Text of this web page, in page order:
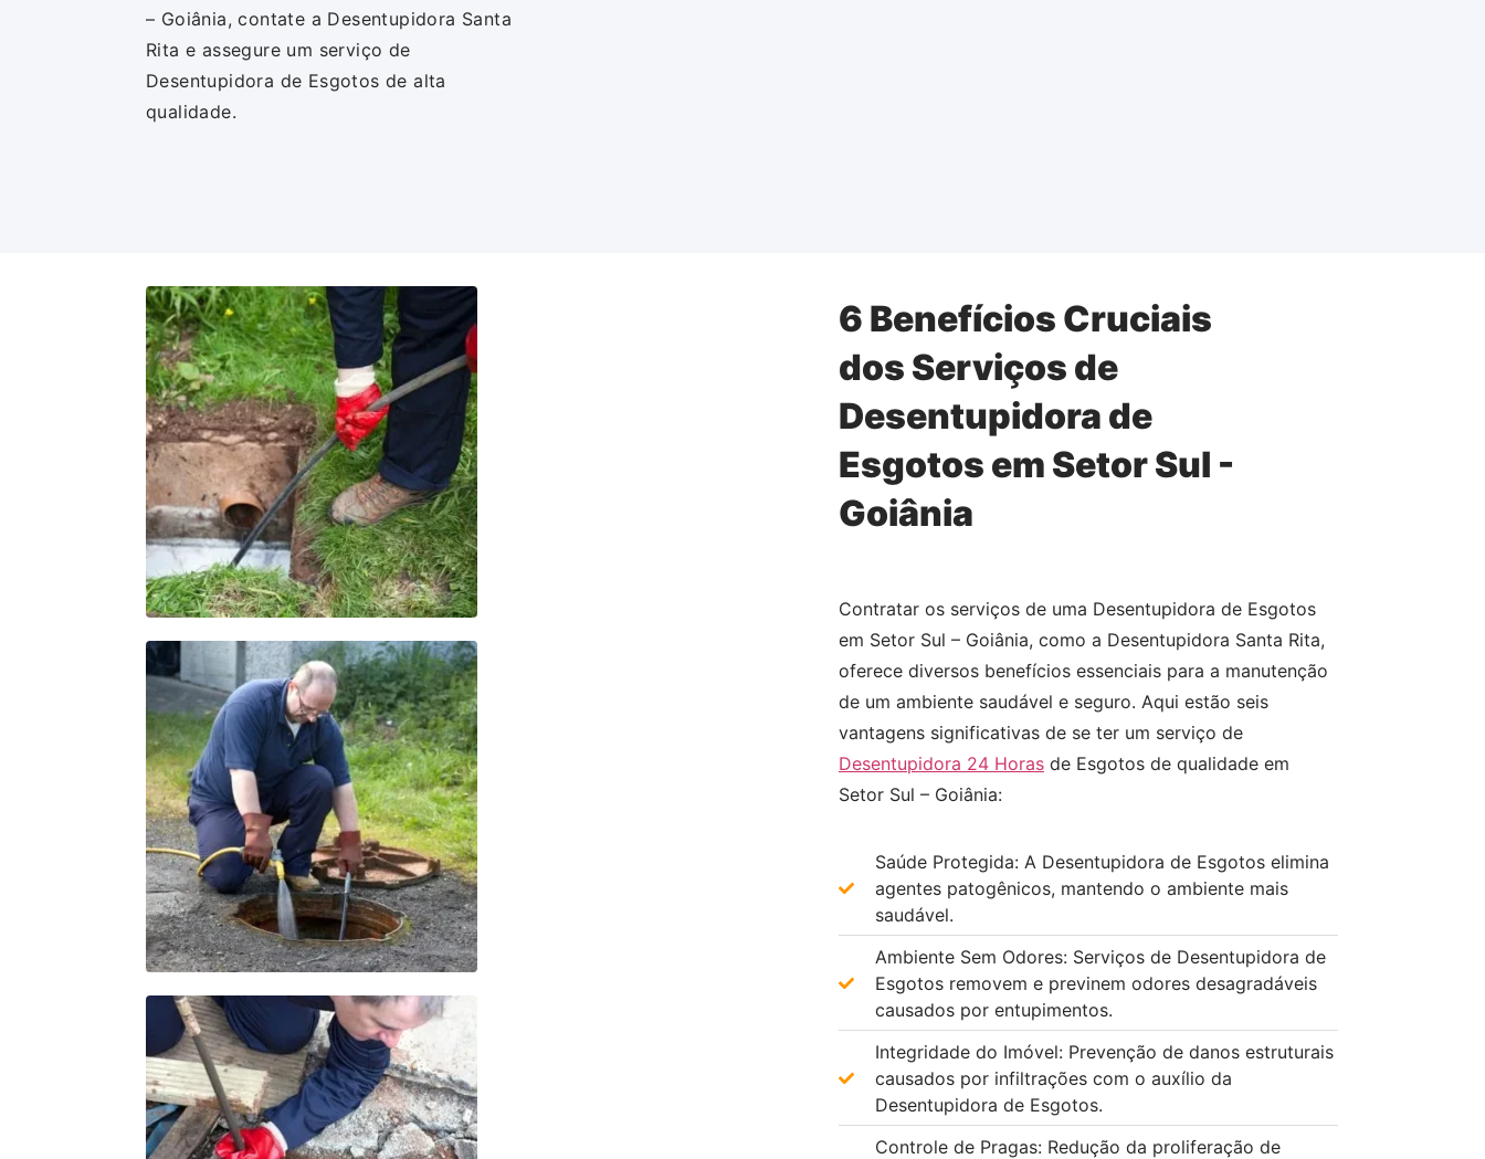
– Goiânia, contate a Desentupidora Santa
Rita e assegure um serviço de
Desentupidora de Esgotos de alta
qualidade.
6 Benefícios Cruciais
dos Serviços de
Desentupidora de
Esgotos em Setor Sul -
Goiânia
Contratar os serviços de uma Desentupidora de Esgotos
em Setor Sul – Goiânia, como a Desentupidora Santa Rita,
oferece diversos benefícios essenciais para a manutenção
de um ambiente saudável e seguro. Aqui estão seis
vantagens significativas de se ter um serviço de
Desentupidora 24 Horas de Esgotos de qualidade em
Setor Sul – Goiânia:
Saúde Protegida: A Desentupidora de Esgotos elimina
agentes patogênicos, mantendo o ambiente mais
saudável.
Ambiente Sem Odores: Serviços de Desentupidora de
Esgotos removem e previnem odores desagradáveis
causados por entupimentos.
Integridade do Imóvel: Prevenção de danos estruturais
causados por infiltrações com o auxílio da
Desentupidora de Esgotos.
Controle de Pragas: Redução da proliferação de